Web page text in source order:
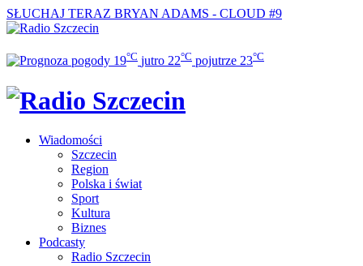
SŁUCHAJ TERAZ BRYAN ADAMS - CLOUD #9
19°C jutro 22°C pojutrze 23°C
Wiadomości
Szczecin
Region
Polska i świat
Sport
Kultura
Biznes
Podcasty
Radio Szczecin